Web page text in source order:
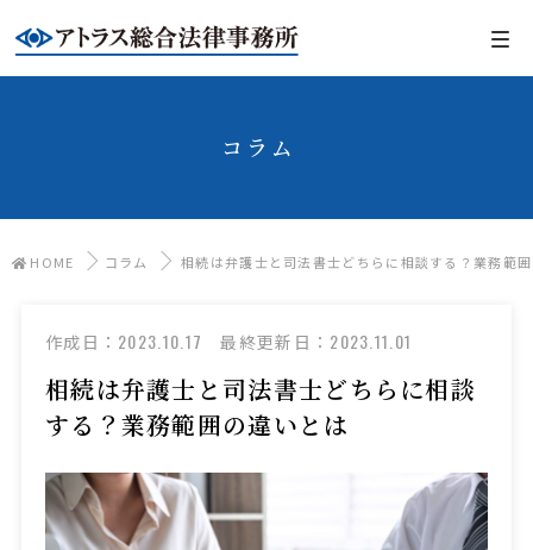
コラム
HOME コラム 相続は弁護士と司法書士どちらに相談する？業務範
作成日： 2023.10.17 最終更新日： 2023.11.01
相続は弁護士と司法書士どちらに相談
する？業務範囲の違いとは